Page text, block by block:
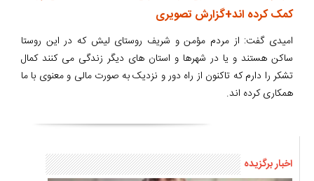
کمک کرده اند+گزارش تصویری
امیدی گفت: از مردم مؤمن و شریف روستای لیش که در این روستا
ساکن هستند و یا در شهرها و استان های دیگر زندگی می کنند کمال
تشکر را دارم که تاکنون از راه دور و نزدیک به صورت مالی و معنوی با ما
همکاری کرده اند.
اخبار برگزیده